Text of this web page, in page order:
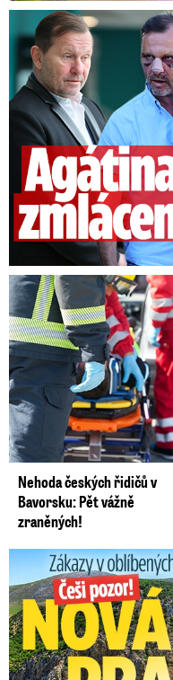
Útok na Jaromíra
Nehoda českých řidičů v
Bavorsku: Pět vážně
zraněných!
Zákazy v dovolenkových